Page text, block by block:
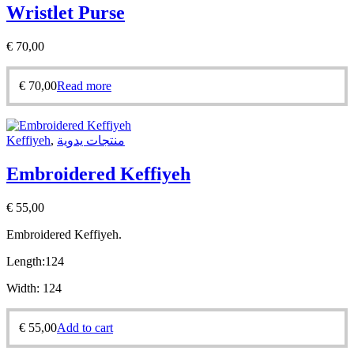
Wristlet Purse
€ 70,00
€ 70,00Read more
Keffiyeh, منتجات يدوية
Embroidered Keffiyeh
€ 55,00
Embroidered Keffiyeh.
Length:124
Width: 124
€ 55,00Add to cart